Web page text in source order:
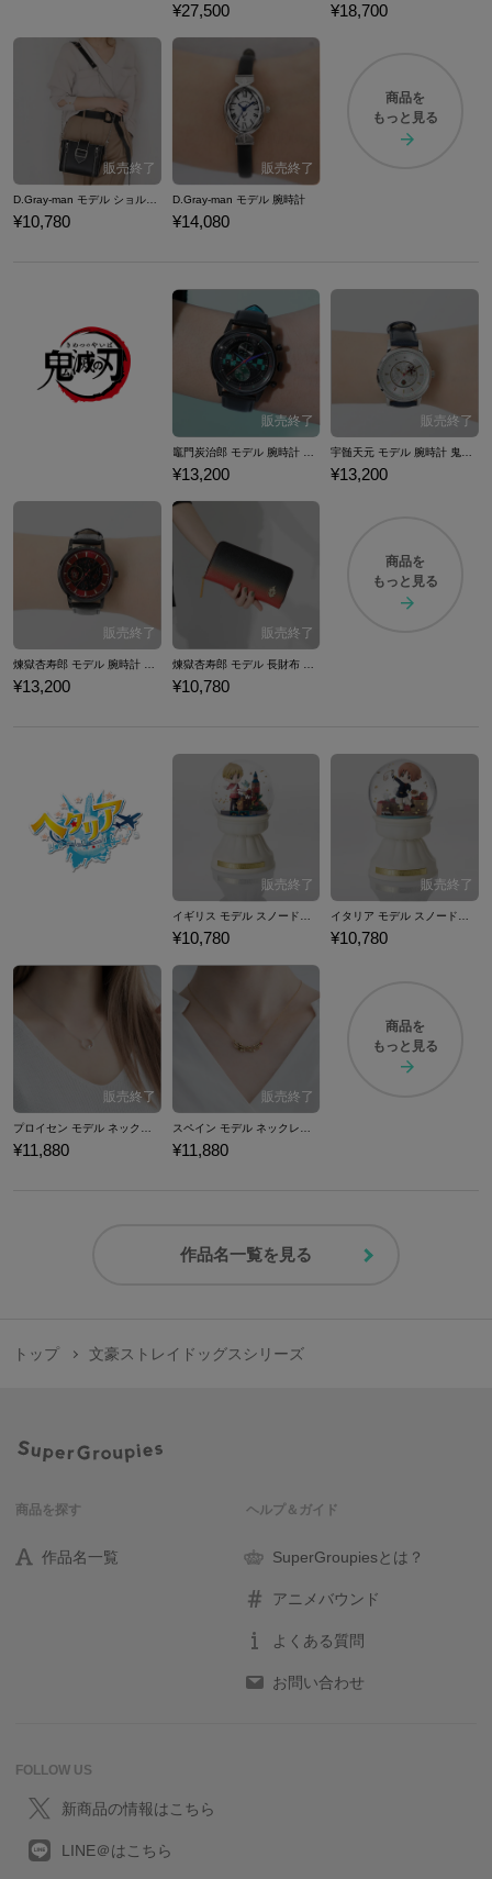
¥27,500 ¥18,700
D.Gray-man モデル ショルダーバッグ
¥10,780
D.Gray-man モデル 腕時計
¥14,080
商品を
もっと見る
¥13,200 ¥13,200
¥13,200 ¥10,780
商品を
もっと見る
イギリス モデル スノードーム ヘタリア World★Stars
¥10,780
イタリア モデル スノードーム ヘタリア World★Stars
¥10,780
¥11,880 ¥11,880
商品を
もっと見る
作品名一覧を見る
トップ 文豪ストレイドッグスシリーズ
商品を探す
作品名一覧
ヘルプ＆ガイド
SuperGroupiesとは？
アニメバウンド
よくある質問
お問い合わせ
FOLLOW US
新商品の情報はこちら
LINE＠はこちら